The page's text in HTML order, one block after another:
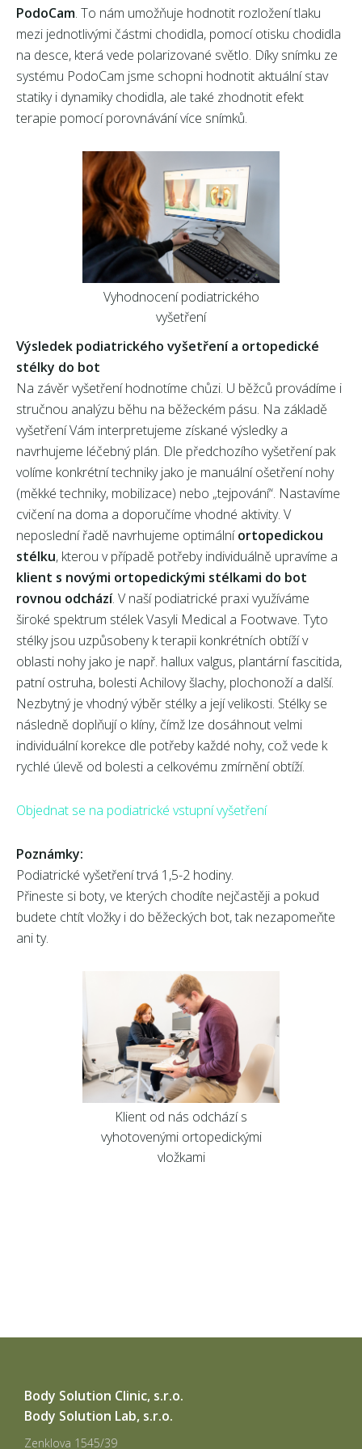
PodoCam. To nám umožňuje hodnotit rozložení tlaku
mezi jednotlivými částmi chodidla, pomocí otisku chodidla
na desce, která vede polarizované světlo. Díky snímku ze
systému PodoCam jsme schopni hodnotit aktuální stav
statiky i dynamiky chodidla, ale také zhodnotit efekt
terapie pomocí porovnávání více snímků.
Vyhodnocení podiatrického
vyšetření
Výsledek podiatrického vyšetření a ortopedické
stélky do bot
Na závěr vyšetření hodnotíme chůzi. U běžců provádíme i
stručnou analýzu běhu na běžeckém pásu. Na základě
vyšetření Vám interpretujeme získané výsledky a
navrhujeme léčebný plán. Dle předchozího vyšetření pak
volíme konkrétní techniky jako je manuální ošetření nohy
(měkké techniky, mobilizace) nebo „tejpování“. Nastavíme
cvičení na doma a doporučíme vhodné aktivity. V
neposlední řadě navrhujeme optimálníortopedickou
stélku, kterou v případě potřeby individuálně upravíme a
klient s novými ortopedickými stélkami do bot
rovnou odchází. V naší podiatrické praxi využíváme
široké spektrum stélek Vasyli Medical a Footwave. Tyto
stélky jsou uzpůsobeny k terapii konkrétních obtíží v
oblasti nohy jako je např. hallux valgus, plantární fascitida,
patní ostruha, bolesti Achilovy šlachy, plochonoží a další.
Nezbytný je vhodný výběr stélky a její velikosti. Stélky se
následně doplňují o klíny, čímž lze dosáhnout velmi
individuální korekce dle potřeby každé nohy, což vede k
rychlé úlevě od bolesti a celkovému zmírnění obtíží.
Objednat se na podiatrické vstupní vyšetření
Poznámky:
Podiatrické vyšetření trvá 1,5-2 hodiny.
Přineste si boty, ve kterých chodíte nejčastěji a pokud
budete chtít vložky i do běžeckých bot, tak nezapomeňte
ani ty.
Klient od nás odchází s
vyhotovenými ortopedickými
vložkami
Body Solution Clinic, s.r.o.
Body Solution Lab, s.r.o.
Zenklova 1545/39